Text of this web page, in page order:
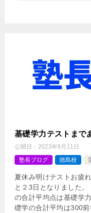
基礎学力テストま
公開日： 2023年9月11日
塾長ブログ
徳島校
夏休み明けテストお疲
と２3日となりました
の合計平均点は基礎学
礎学の合計平均は300前